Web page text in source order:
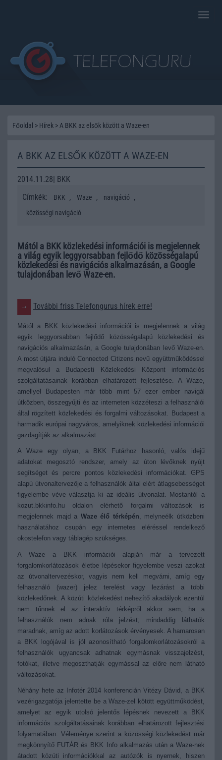
Toggle
Főoldal > Hírek > A BKK az elsők között a Waze-en
A BKK AZ ELSŐK KÖZÖTT A WAZE-EN
2014.11.28| BKK
Címkék:
BKK , Waze , navigáció ,
közösségi navigáció
Mától a BKK közlekedési információi is megjelennek
a világ egyik leggyorsabban fejlődő közösségalapú
közlekedési és navigációs alkalmazásán, a Google
tulajdonában levő Waze-en.
További friss Telefongurus hírek erre!
Mától a BKK közlekedési információi is megjelennek a világ
egyik leggyorsabban fejlődő közösségalapú közlekedési és
navigációs alkalmazásán, a Google tulajdonában levő Waze-en.
A most útjára induló Connected Citizens nevű együttműködéssel
megvalósul a Budapesti Közlekedési Központ információs
szolgáltatásainak korábban elhatározott fejlesztése. A Waze,
amellyel Budapesten már több mint 57 ezer ember navigál
útközben, összegyűjti és az interneten közzéteszi a felhasználói
által rögzített közlekedési és forgalmi változásokat. Budapest a
harmadik európai nagyváros, amelyiknek közlekedési információi
gazdagítják az alkalmazást.
A Waze egy olyan, a BKK Futárhoz hasonló, valós idejű
adatokat megosztó rendszer, amely az úton lévőknek nyújt
segítséget és percre pontos közlekedési információkat. GPS
alapú útvonaltervezője a felhasználók által elért átlagsebességet
figyelembe véve választja ki az ideális útvonalat. Mostantól a
kozut.bkkinfo.hu oldalon elérhető forgalmi változások is
megjelennek majd a Waze élő térképén, melyneélk útközbeni
használatához csupán egy internetes eléréssel rendelkező
okostelefon vagy táblagép szükséges.
A Waze a BKK információi alapján már a tervezett
forgalomkorlátozások életbe lépésekor figyelembe veszi azokat
az útvonaltervezéskor, vagyis nem kell megvárni, amíg egy
felhasználó (wazer) jelez terelést vagy lezárást a többi
közlekedőnek. A közúti közlekedést nehezítő akadályok ezentúl
nem tűnnek el az interaktív térképről akkor sem, ha a
felhasználók nem adnak róla jelzést; mindaddig láthatók
maradnak, amíg az adott korlátozások érvényesek. A hamarosan
a BKK logójával is jól azonosítható forgalomkorlátozásokról a
felhasználók ugyancsak adhatnak egymásnak visszajelzést,
fotókat, illetve megoszthatják egymással az előre nem látható
változásokat.
Néhány hete az Infotér 2014 konferencián Vitézy Dávid, a BKK
vezérigazgatója jelentette be a Waze-zel kötött együttműködést,
amelyet az egyik utolsó jelentős lépésnek nevezett a BKK
információs szolgáltatásainak korábban elhatározott fejlesztési
folyamatában. Véleménye szerint a közösségi közlekedést már
megkönnyítő FUTÁR és BKK Info alkalmazás után a Waze-nek
átadott közúti információkkal az autózók is nyernek, hiszen